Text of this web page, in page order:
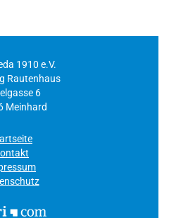
1910 e.V.
Rautenhaus
6
Meinhard